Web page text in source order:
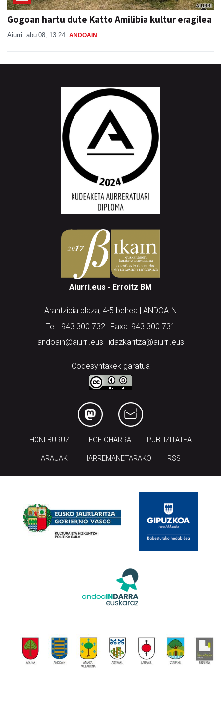
Gogoan hartu dute Katto Amilibia kultur eragilea
Aiurri abu 08, 13:24 ANDOAIN
Aiurri.eus - Erroitz BM
Arantzibia plaza, 4-5 behea | ANDOAIN
Tel.: 943 300 732 | Faxa: 943 300 731
andoain@aiurri.eus | idazkaritza@aiurri.eus
Codesyntaxek garatua
HONI BURUZ LEGE OHARRA PUBLIZITATEA
ARAUAK HARREMANETARAKO RSS